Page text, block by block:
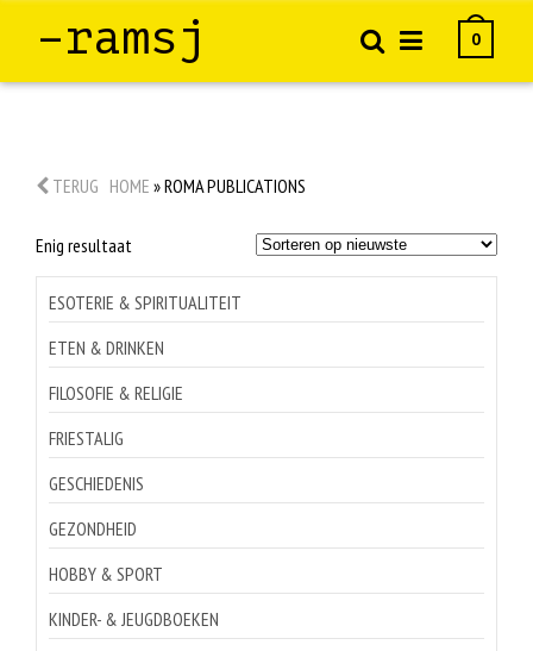
–ramsj 0
TERUG HOME »ROMA PUBLICATIONS
Enig resultaat
ESOTERIE & SPIRITUALITEIT
ETEN & DRINKEN
FILOSOFIE & RELIGIE
FRIESTALIG
GESCHIEDENIS
GEZONDHEID
HOBBY & SPORT
KINDER- & JEUGDBOEKEN